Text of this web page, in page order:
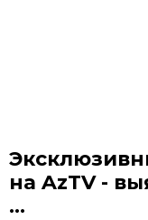
на AzTV -
...